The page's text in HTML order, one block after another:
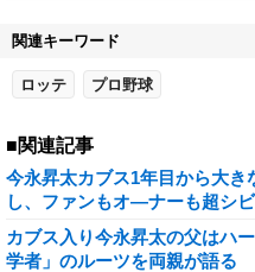
関連キーワード
ロッテ プロ野球
■関連記事
今永昇太カブス1年目から大
し、ファンもオ―ナーも超シ
カブス入り今永昇太の父はハ
学者」のルーツを両親が語る